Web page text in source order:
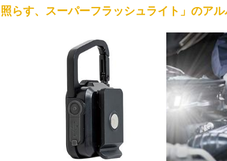
らす、スーパーフラッシュライト」のア